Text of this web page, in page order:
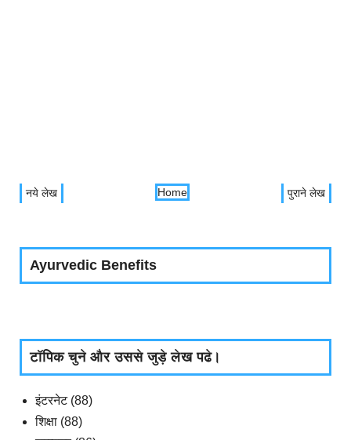
नये लेख पुराने लेख
Home
Ayurvedic Benefits
टॉपिक चुने और उससे जुड़े लेख पढे।
इंटरनेट (88)
शिक्षा (88)